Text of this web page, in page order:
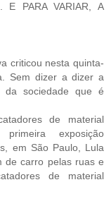
E PARA VARIAR, A
criticou nesta quinta-
Sem dizer a dizer a
da sociedade que é
de material
exposição
em São Paulo, Lula
de carro pelas ruas e
de material